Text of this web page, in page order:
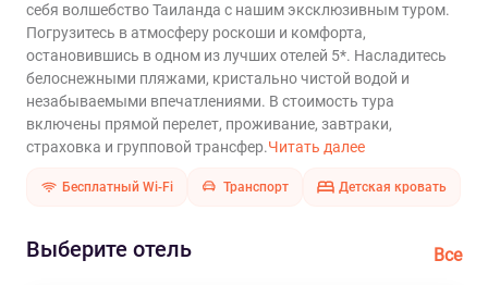
себя волшебство Таиланда с нашим эксклюзивным туром.
Погрузитесь в атмосферу роскоши и комфорта,
остановившись в одном из лучших отелей 5*. Насладитесь
белоснежными пляжами, кристально чистой водой и
незабываемыми впечатлениями. В стоимость тура
включены прямой перелет, проживание, завтраки,
страховка и групповой трансфер.Читать далее
Бесплатный Wi-Fi Транспорт Детская кровать
Выберите отель Все